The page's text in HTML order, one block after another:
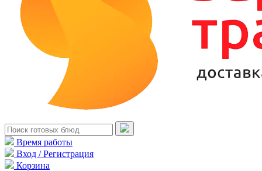
Время работы
Вход / Регистрация
Корзина